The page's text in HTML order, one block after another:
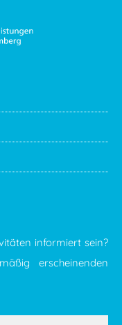
informiert sein?
erscheinenden